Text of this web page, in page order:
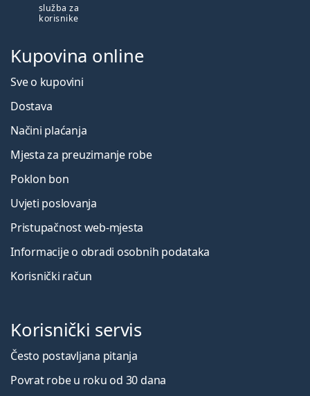
služba za
korisnike
Kupovina online
Sve o kupovini
Dostava
Načini plaćanja
Mjesta za preuzimanje robe
Poklon bon
Uvjeti poslovanja
Pristupačnost web-mjesta
Informacije o obradi osobnih podataka
Korisnički račun
Korisnički servis
Često postavljana pitanja
Povrat robe u roku od 30 dana